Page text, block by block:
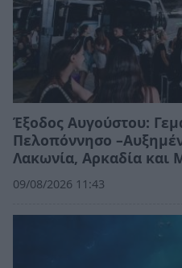
Έξοδος Αυγούστου:
Πελοπόννησο
Λακωνία, Αρκαδία και
09/08/2026 11:43